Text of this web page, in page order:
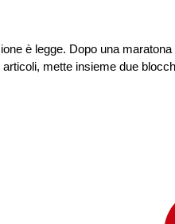
è legge. Dopo una
mette insieme due